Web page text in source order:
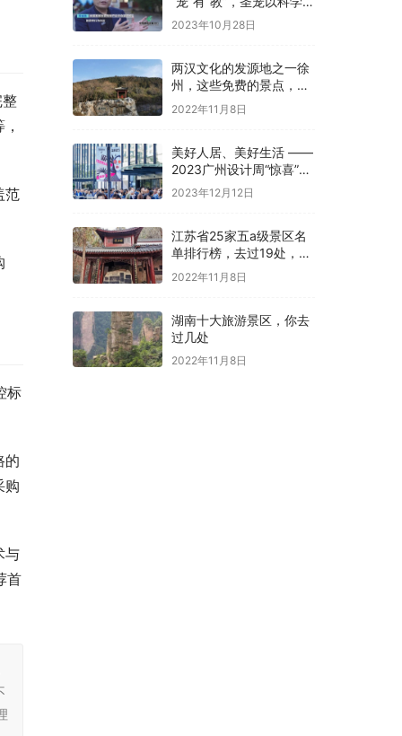
范
标
的
购
与
首
导开启全新养宠体验
2023年10月28日
两汉文化的发源地之一徐
州，这些免费的景点，你
是否都去过
2022年11月8日
美好人居、美好生活 ——
2023广州设计周“惊喜”开
幕
2023年12月12日
江苏省25家五a级景区名
单排行榜，去过19处，才
算真正游过江苏
2022年11月8日
湖南十大旅游景区，你去
过几处
2022年11月8日